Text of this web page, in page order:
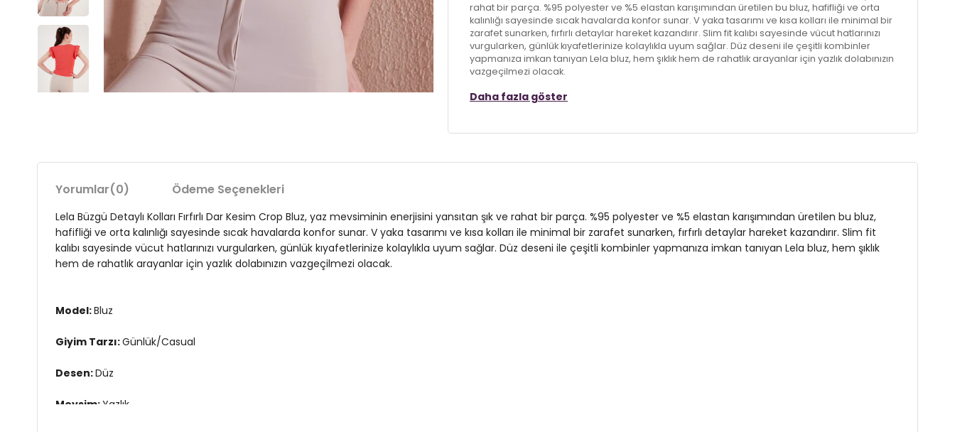
rahat bir parça. %95 polyester ve %5 elastan karışımından üretilen bu bluz, hafifliği ve orta
kalınlığı sayesinde sıcak havalarda konfor sunar. V yaka tasarımı ve kısa kolları ile minimal bir
zarafet sunarken, fırfırlı detaylar hareket kazandırır. Slim fit kalıbı sayesinde vücut hatlarınızı
vurgularken, günlük kıyafetlerinize kolaylıkla uyum sağlar. Düz deseni ile çeşitli kombinler
yapmanıza imkan tanıyan Lela bluz, hem şıklık hem de rahatlık arayanlar için yazlık dolabınızın
vazgeçilmezi olacak.
Giyim Tarzı:Günlük/Casual
Desen:Düz
Materyal:% 95 Polyester % 5 Elastan
Yaka Tipi:V Yaka
Daha fazla göster
Yorumlar(0) Ödeme Seçenekleri
Lela Büzgü Detaylı Kolları Fırfırlı Dar Kesim Crop Bluz, yaz mevsiminin enerjisini yansıtan şık ve rahat bir parça. %95 polyester ve %5 elastan karışımından üretilen bu bluz,
hafifliği ve orta kalınlığı sayesinde sıcak havalarda konfor sunar. V yaka tasarımı ve kısa kolları ile minimal bir zarafet sunarken, fırfırlı detaylar hareket kazandırır. Slim fit
kalıbı sayesinde vücut hatlarınızı vurgularken, günlük kıyafetlerinize kolaylıkla uyum sağlar. Düz deseni ile çeşitli kombinler yapmanıza imkan tanıyan Lela bluz, hem şıklık
hem de rahatlık arayanlar için yazlık dolabınızın vazgeçilmezi olacak.
Model:Bluz
Giyim Tarzı:Günlük/Casual
Desen:Düz
Mevsim:Yazlık